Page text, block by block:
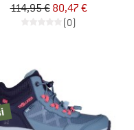
114,95 € 80,47 €
(0)